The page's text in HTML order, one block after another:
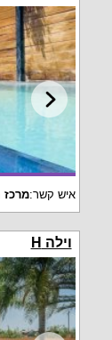
איש קשר:מרכז
וילה H